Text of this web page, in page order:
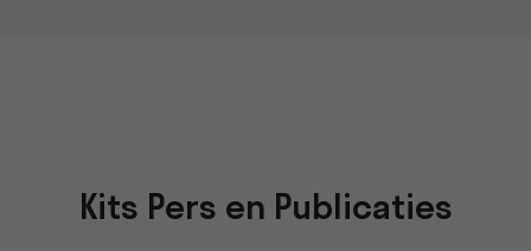
Kits Pers en Publicaties